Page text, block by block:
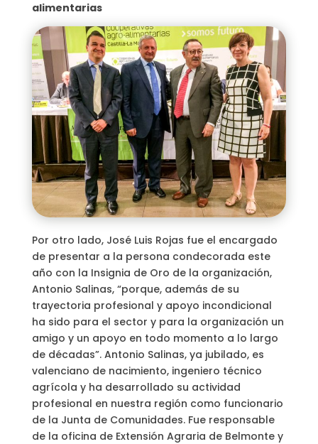
alimentarias
Por otro lado, José Luis Rojas fue el encargado
de presentar a la persona condecorada este
año con la Insignia de Oro de la organización,
Antonio Salinas, “porque, además de su
trayectoria profesional y apoyo incondicional
ha sido para el sector y para la organización un
amigo y un apoyo en todo momento a lo largo
de décadas”. Antonio Salinas, ya jubilado, es
valenciano de nacimiento, ingeniero técnico
agrícola y ha desarrollado su actividad
profesional en nuestra región como funcionario
de la Junta de Comunidades. Fue responsable
de la oficina de Extensión Agraria de Belmonte y